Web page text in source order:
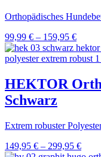
Orthopädisches
99,99 € – 159,95 €
HEKTOR
Schwarz
Extrem robuster
149,95 € – 299,95 €